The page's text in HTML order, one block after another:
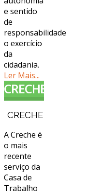
e sentido
de
responsabilidade
o exercício
da
cidadania.
Ler Mais...
CRECHE
CRECHE
A Creche é
o mais
recente
serviço da
Casa de
Trabalho